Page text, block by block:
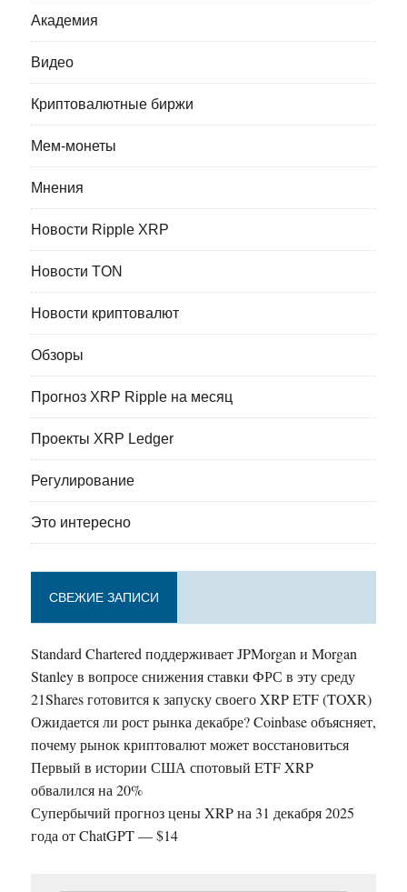
Академия
Видео
Криптовалютные биржи
Мем-монеты
Мнения
Новости Ripple XRP
Новости TON
Новости криптовалют
Обзоры
Прогноз XRP Ripple на месяц
Проекты XRP Ledger
Регулирование
Это интересно
СВЕЖИЕ ЗАПИСИ
Standard Chartered поддерживает JPMorgan и Morgan
Stanley в вопросе снижения ставки ФРС в эту среду
21Shares готовится к запуску своего XRP ETF (TOXR)
Ожидается ли рост рынка декабре? Coinbase объясняет,
почему рынок криптовалют может восстановиться
Первый в истории США спотовый ETF XRP
обвалился на 20%
Супербычий прогноз цены XRP на 31 декабря 2025
года от ChatGPT — $14